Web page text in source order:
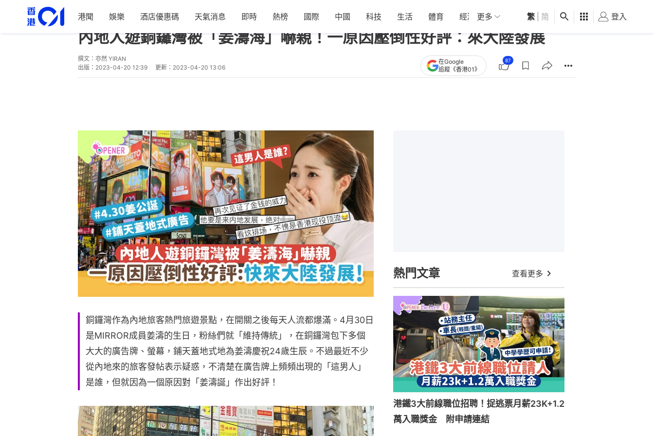
港聞 娛樂 酒店優惠碼 天氣消息 即時 熱榜 國際 中國 科技 生活 體育 經濟 01深圳 觀點 健康 好食玩飛
更多 繁 简 登入
熱話 開罐
內地人遊銅鑼灣被「姜濤海」嚇親！一原因壓倒性好評：來大陸發展
撰文： 亦然 YIRAN
出版： 2023-04-20 12:39 更新： 2023-04-20 13:06
在Google
追蹤《香港01》
87
銅鑼灣作為內地旅客熱門旅遊景點，在開關之後每天人流都爆滿。4月30日
是MIRROR成員姜濤的生日，粉絲們就「維持傳統」，在銅鑼灣包下多個
大大的廣告牌、螢幕，鋪天蓋地式地為姜濤慶祝24歲生辰。不過最近不少
從內地來的旅客發帖表示疑惑，不清楚在廣告牌上頻頻出現的「這男人」
是誰，但就因為一個原因對「姜濤誕」作出好評！
熱門文章 查看更多
港鐵3大前線職位招聘！捉逃票月薪23K+1.2
萬入職獎金 附申請連結